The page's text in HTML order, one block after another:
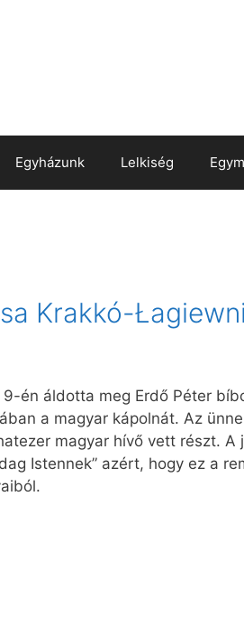
Egyházunk Lelkiség
Krakkó-
én áldotta meg Erdő Péter
a magyar kápolnát. Az
magyar hívő vett részt. A
Istennek” azért, hogy ez a